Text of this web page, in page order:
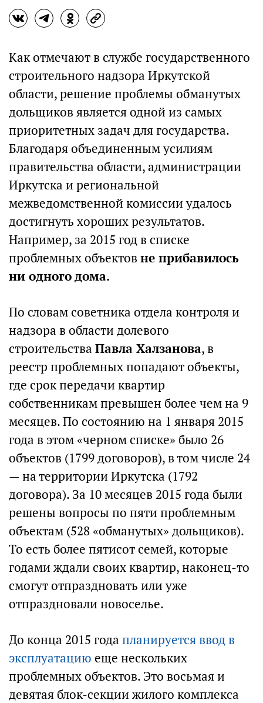
Как отмечают в службе государственного
строительного надзора Иркутской
области, решение проблемы обманутых
дольщиков является одной из самых
приоритетных задач для государства.
Благодаря объединенным усилиям
правительства области, администрации
Иркутска и региональной
межведомственной комиссии удалось
достигнуть хороших результатов.
Например, за 2015 год в списке
проблемных объектов не прибавилось
ни одного дома.
По словам советника отдела контроля и
надзора в области долевого
строительства Павла Халзанова, в
реестр проблемных попадают объекты,
где срок передачи квартир
собственникам превышен более чем на 9
месяцев. По состоянию на 1 января 2015
года в этом «черном списке» было 26
объектов (1799 договоров), в том числе 24
— на территории Иркутска (1792
договора). За 10 месяцев 2015 года были
решены вопросы по пяти проблемным
объектам (528 «обманутых» дольщиков).
То есть более пятисот семей, которые
годами ждали своих квартир, наконец-то
смогут отпраздновать или уже
отпраздновали новоселье.
До конца 2015 года планируется ввод в
эксплуатацию еще нескольких
проблемных объектов. Это восьмая и
девятая блок-секции жилого комплекса